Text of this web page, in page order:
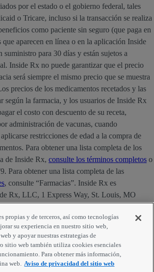
por el estado o el gobierno federal, tales
o Tricare, incluso si la transacción se realiza
como paciente sin seguro (que paga en
aparecen en línea o en la aplicación Inside
suministro para 30 días y están sujetos a
Inside Rx no puede garantizar que el precio
será siempre el mismo precio que se muestra
precios de los medicamentos recetados y las
según la farmacia, y los usuarios de Inside Rx
el costo con descuento de su receta,
administración de vacunas, cuando
restricciones de edad a la compra de
Para obtener una lista completa de los
de Inside Rx, consulte los términos completos o
Para obtener una lista completa de las
, consulte “Farmacias”. Inside Rx es
Rx, LLC, 1 Express Way, St. Louis, MO
Inc.
propias y de terceros, así como tecnologías
su experiencia en nuestro sitio web,
y apoyar nuestras estrategias de
sitio web también utiliza cookies esenciales
Para obtener más información,
web. Aviso de privacidad del sitio web